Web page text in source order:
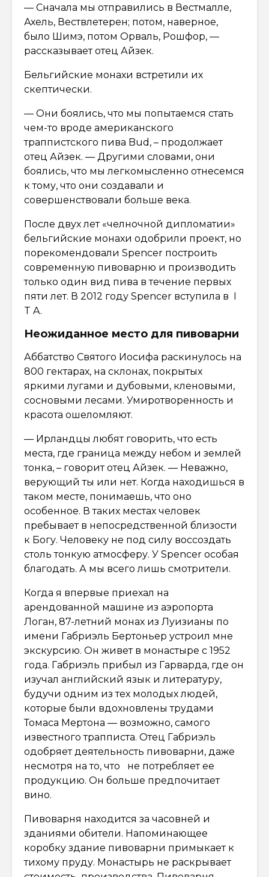
— Сначала мы отправились в Вестмалле,
Ахель, Вествлетерен; потом, наверное,
было Шимэ, потом Орваль, Рошфор, —
рассказывает отец Айзек.
Бельгийские монахи встретили их
скептически.
— Они боялись, что мы попытаемся стать
чем-то вроде американского
траппистского пива Bud, – продолжает
отец Айзек. — Другими словами, они
боялись, что мы легкомысленно отнесемся
к тому, что они создавали и
совершенствовали больше века.
После двух лет «челночной дипломатии»
бельгийские монахи одобрили проект, но
порекомендовали Spencer построить
современную пивоварню и производить
только один вид пива в течение первых
пяти лет. В 2012 году Spencer вступила в I
T A.
Неожиданное место для пивоварни
Аббатство Святого Иосифа раскинулось на
800 гектарах, на склонах, покрытых
яркими лугами и дубовыми, кленовыми,
сосновыми лесами. Умиротворенность и
красота ошеломляют.
— Ирландцы любят говорить, что есть
места, где граница между небом и землей
тонка, – говорит отец Айзек. — Неважно,
верующий ты или нет. Когда находишься в
таком месте, понимаешь, что оно
особенное. В таких местах человек
пребывает в непосредственной близости
к Богу. Человеку не под силу воссоздать
столь тонкую атмосферу. У Spencer особая
благодать. А мы всего лишь смотрители.
Когда я впервые приехал на
арендованной машине из аэропорта
Логан, 87-летний монах из Луизианы по
имени Габриэль Бертоньер устроил мне
экскурсию. Он живет в монастыре с 1952
года. Габриэль прибыл из Гарварда, где он
изучал английский язык и литературу,
будучи одним из тех молодых людей,
которые были вдохновлены трудами
Томаса Мертона — возможно, самого
известного трапписта. Отец Габриэль
одобряет деятельность пивоварни, даже
несмотря на то, что не потребляет ее
продукцию. Он больше предпочитает
вино.
Пивоварня находится за часовней и
зданиями обители. Напоминающее
коробку здание пивоварни примыкает к
тихому пруду. Монастырь не раскрывает